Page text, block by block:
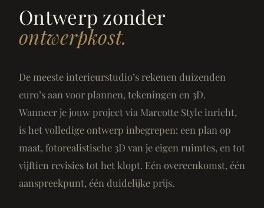
Ontwerp zonder
ontwerpkost.
De meeste interieurstudio’s rekenen duizenden
euro’s aan voor plannen, tekeningen en 3D.
Wanneer je jouw project via Marcotte Style inricht,
is het volledige ontwerp inbegrepen: een plan op
maat, fotorealistische 3D van je eigen ruimtes, en tot
vijftien revisies tot het klopt. Eén overeenkomst, één
aanspreekpunt, één duidelijke prijs.